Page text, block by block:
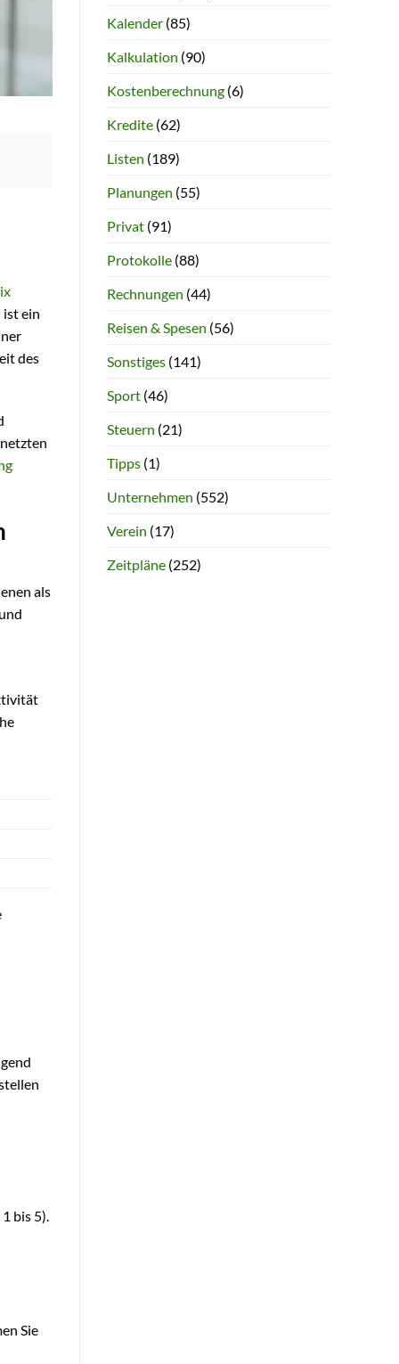
ist ein
des
als
bis 5).
Sie
Kalender(85)
Kalkulation (90)
Kostenberechnung(6)
Kredite(62)
Listen (189)
Planungen (55)
Privat(91)
Protokolle(88)
Rechnungen (44)
Reisen & Spesen (56)
Sonstiges(141)
Sport(46)
Steuern (21)
Tipps(1)
Unternehmen (552)
Verein (17)
Zeitpläne(252)